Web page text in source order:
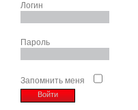
Логин
Пароль
Запомнить меня